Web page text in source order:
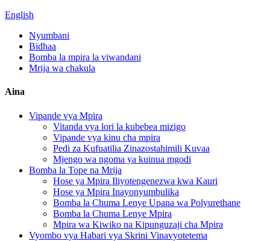
English
Nyumbani
Bidhaa
Bomba la mpira la viwandani
Mrija wa chakula
Aina
Vipande vya Mpira
Vitanda vya lori la kubebea mizigo
Vipande vya kinu cha mpira
Pedi za Kufuatilia Zinazostahimili Kuvaa
Mjengo wa ngoma ya kuinua mgodi
Bomba la Tope na Mrija
Hose ya Mpira Iliyotengenezwa kwa Kauri
Hose ya Mpira Inayonyumbulika
Bomba la Chuma Lenye Upana wa Polyurethane
Bomba la Chuma Lenye Mpira
Mpira wa Kiwiko na Kipunguzaji cha Mpira
Vyombo vya Habari vya Skrini Vinavyotetema